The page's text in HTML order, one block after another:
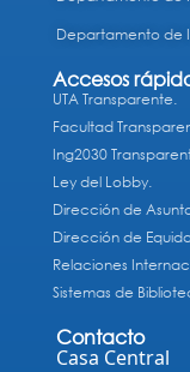
Departamento de
Accesos
UTA Transparente.
Facultad
Ing2030
Ley del Lobby.
Dirección de
Dirección de
Relaciones
Sistemas de
Contacto
Casa Central